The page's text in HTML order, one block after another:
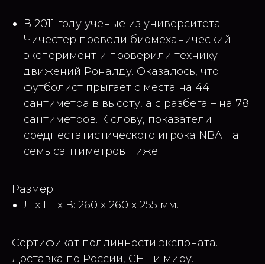
В 2011 году ученые из университета
Чичестер провели биомеханический
эксперимент и проверили технику
движений Роналду. Оказалось, что
футболист прыгает с места на 44
сантиметра в высоту, а с разбега – на 78
сантиметров. К слову, показатели
среднестатистического игрока NBA на
семь сантиметров ниже.
Размер:
Д x Ш x В: 260 x 260 x 255 мм.
Сертификат подлинности экспоната.
Доставка по России, СНГ и миру.